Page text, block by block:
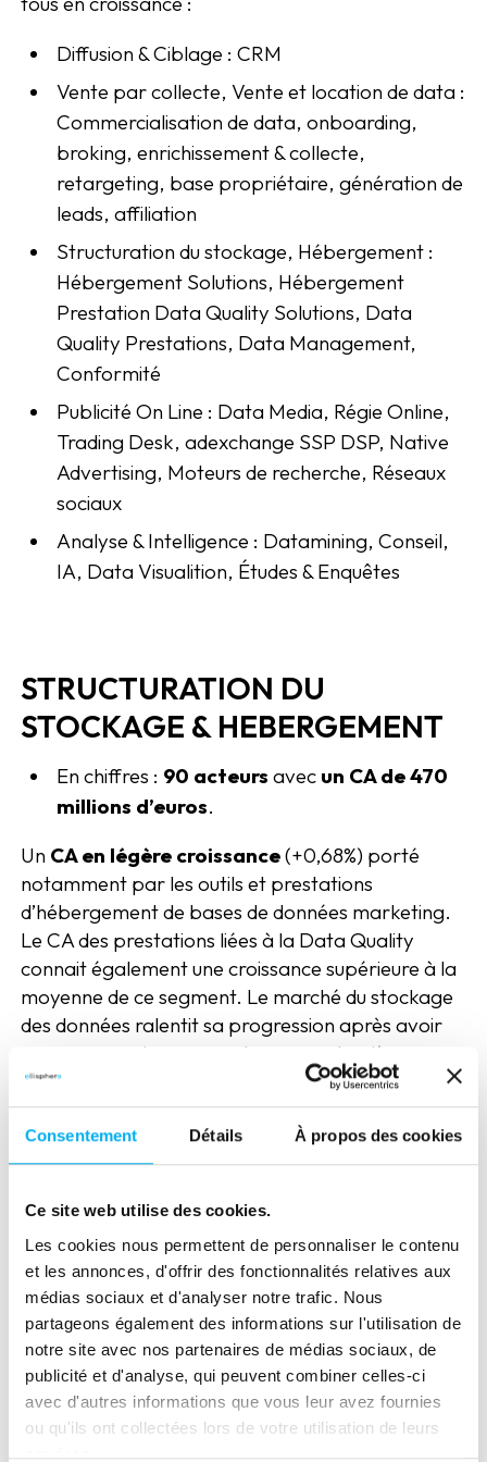
Consentement Détails À propos des cookies
Ce site web utilise des cookies.
Les cookies nous permettent de personnaliser le contenu
et les annonces, d'offrir des fonctionnalités relatives aux
médias sociaux et d'analyser notre trafic. Nous
partageons également des informations sur l'utilisation de
notre site avec nos partenaires de médias sociaux, de
publicité et d'analyse, qui peuvent combiner celles-ci
avec d'autres informations que vous leur avez fournies
ou qu'ils ont collectées lors de votre utilisation de leurs
Diffusion & Ciblage : CRM
Vente par collecte, Vente et location de data :
Commercialisation de data, onboarding,
broking, enrichissement & collecte,
retargeting, base propriétaire, génération de
leads, affiliation
Structuration du stockage, Hébergement :
Hébergement Solutions, Hébergement
Prestation Data Quality Solutions, Data
Quality Prestations, Data Management,
Conformité
Publicité On Line : Data Media, Régie Online,
Trading Desk, adexchange SSP DSP, Native
Advertising, Moteurs de recherche, Réseaux
sociaux
Analyse & Intelligence : Datamining, Conseil,
IA, Data Visualition, Études & Enquêtes
STRUCTURATION DU
STOCKAGE & HEBERGEMENT
En chiffres : 90 acteurs avec un CA de 470
millions d’euros.
Un CA en légère croissance(+0,68%) porté
notamment par les outils et prestations
d’hébergement de bases de données marketing.
Le CA des prestations liées à la Data Quality
connait également une croissance supérieure à la
moyenne de ce segment. Le marché du stockage
des données ralentit sa progression après avoir
connu une croissance soutenue ces dernières
années. Ce sous-marché
est porté par l’essor
des CDP(customer data platform) preuve de la
valeur aujourd’hui largement accordée aux first
party data et à leur réconciliation. Le
grand nombre d’acteurs en présence sur le
marché démocratise les usages.
DIFFUSION & CIBLAGE
En chiffres : 46 acteurs avec un
CA de 132
millions d’euros.
Segment dont le